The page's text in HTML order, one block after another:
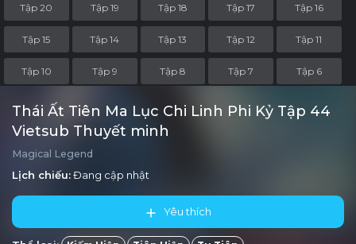
Tập 20 Tập 19 Tập 18 Tập 17 Tập 16
Tập 15 Tập 14 Tập 13 Tập 12 Tập 11
Tập 10 Tập 9 Tập 8 Tập 7 Tập 6
Tập 5 Tập 3 Tập 2
Thái Ất Tiên Ma Lục Chi Linh Phi Kỷ Tập 44
Vietsub Thuyết minh
Magical Legend
Lịch chiếu:Đang cập nhật
Yêu thích